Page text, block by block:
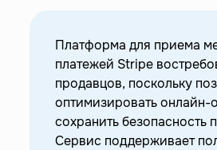
счет?
—Как вывести средства со
счет?
—Вывести со Stripe деньги
Платформа для приема
платежей Stripe
продавцов, поскольку
оптимизировать онлайн-
сохранить безопасность
Сервис поддерживает